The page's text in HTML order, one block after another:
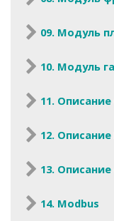
09. Модуль
10. Модуль
11.
12.
13.
14. Modbus